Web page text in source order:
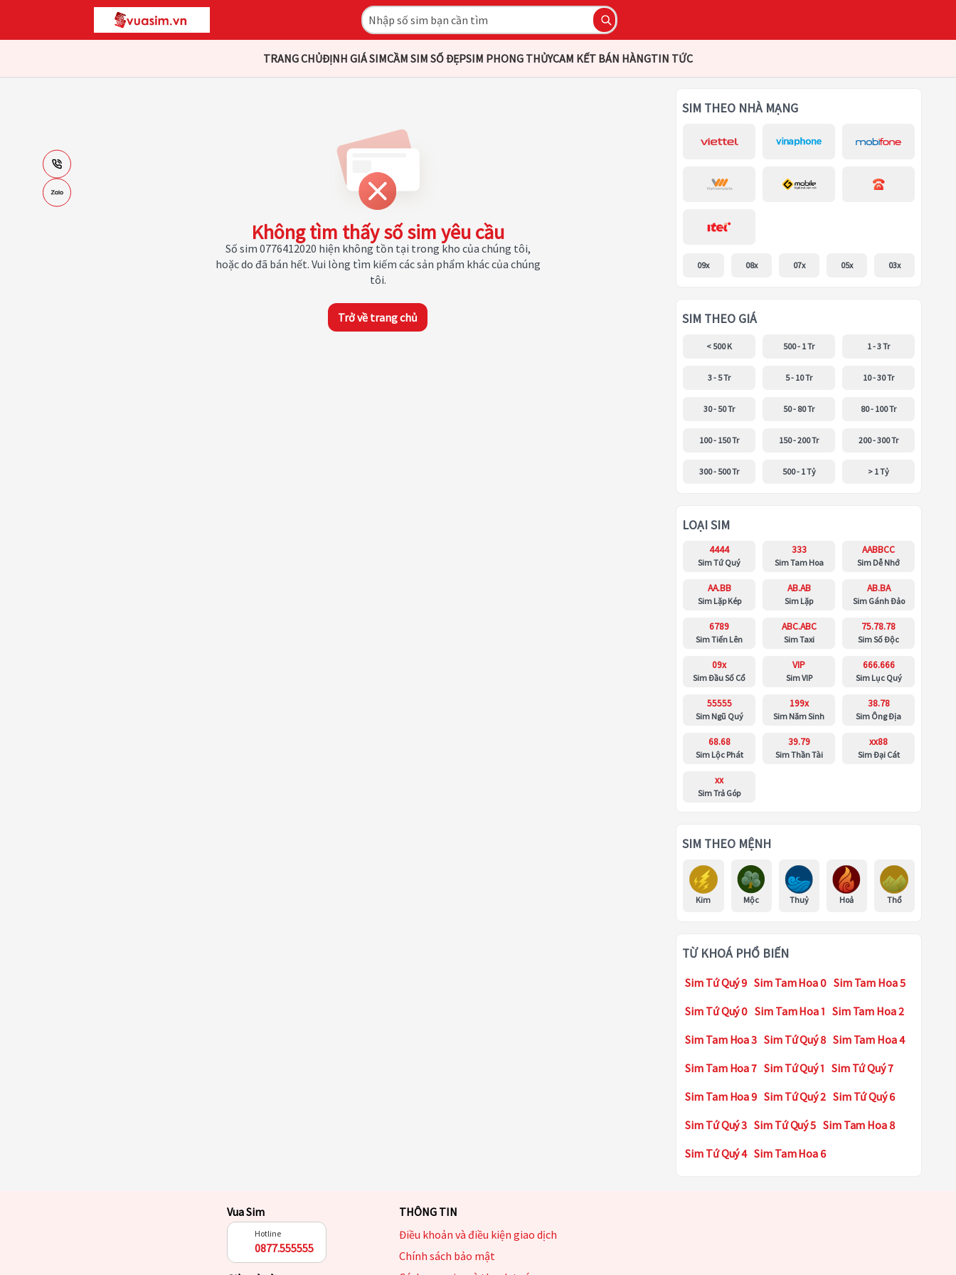
TRANG CHỦĐỊNH GIÁ SIMCẦM SIM SỐ ĐẸPSIM PHONG THỦYCAM KẾT BÁN HÀNGTIN TỨC
Không tìm thấy số sim yêu cầu
Số sim 0776412020 hiện không tồn tại trong kho của chúng tôi,
hoặc do đã bán hết. Vui lòng tìm kiếm các sản phẩm khác của chúng
tôi.
Trở về trang chủ
SIM THEO NHÀ MẠNG
09x 08x 07x 05x 03x
SIM THEO GIÁ
< 500 K 500 - 1 Tr 1 - 3 Tr
3 - 5 Tr 5 - 10 Tr 10 - 30 Tr
30 - 50 Tr 50 - 80 Tr 80 - 100 Tr
100 - 150 Tr 150 - 200 Tr 200 - 300 Tr
300 - 500 Tr 500 - 1 Tỷ > 1 Tỷ
LOẠI SIM
4444
Sim Tứ Quý
333
Sim Tam Hoa
AABBCC
Sim Dễ Nhớ
AA.BB
Sim Lặp Kép
AB.AB
Sim Lặp
AB.BA
Sim Gánh Đảo
6789
Sim Tiến Lên
ABC.ABC
Sim Taxi
75.78.78
Sim Số Độc
09x
Sim Đầu Số Cổ
VIP
Sim VIP
666.666
Sim Lục Quý
55555
Sim Ngũ Quý
199x
Sim Năm Sinh
38.78
Sim Ông Địa
68.68
Sim Lộc Phát
39.79
Sim Thần Tài
xx88
Sim Đại Cát
xx
Sim Trả Góp
SIM THEO MỆNH
Kim Mộc Thuỷ Hoả Thổ
TỪ KHOÁ PHỔ BIẾN
Sim Tứ Quý 9 Sim Tam Hoa 0 Sim Tam Hoa 5
Sim Tứ Quý 0 Sim Tam Hoa 1 Sim Tam Hoa 2
Sim Tam Hoa 3 Sim Tứ Quý 8 Sim Tam Hoa 4
Sim Tam Hoa 7 Sim Tứ Quý 1 Sim Tứ Quý 7
Sim Tam Hoa 9 Sim Tứ Quý 2 Sim Tứ Quý 6
Sim Tứ Quý 3 Sim Tứ Quý 5 Sim Tam Hoa 8
Sim Tứ Quý 4 Sim Tam Hoa 6
Vua Sim
Hotline
0877.555555
THÔNG TIN
Điều khoản và điều kiện giao dịch
Chính sách bảo mật